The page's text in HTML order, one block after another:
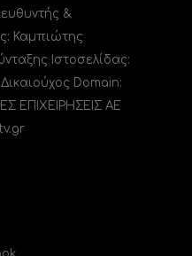
&
Καμπιώτης
Ιστοσελίδας:
Domain:
ΕΠΙΧΕΙΡΗΣΕΙΣ ΑΕ